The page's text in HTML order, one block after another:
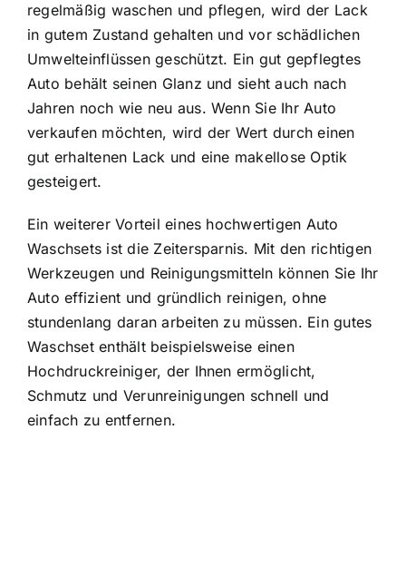
regelmäßig waschen und pflegen, wird der Lack
in gutem Zustand gehalten und vor schädlichen
Umwelteinflüssen geschützt. Ein gut gepflegtes
Auto behält seinen Glanz und sieht auch nach
Jahren noch wie neu aus. Wenn Sie Ihr Auto
verkaufen möchten, wird der Wert durch einen
gut erhaltenen Lack und eine makellose Optik
gesteigert.
Ein weiterer Vorteil eines hochwertigen Auto
Waschsets ist die Zeitersparnis. Mit den richtigen
Werkzeugen und Reinigungsmitteln können Sie Ihr
Auto effizient und gründlich reinigen, ohne
stundenlang daran arbeiten zu müssen. Ein gutes
Waschset enthält beispielsweise einen
Hochdruckreiniger, der Ihnen ermöglicht,
Schmutz und Verunreinigungen schnell und
einfach zu entfernen.